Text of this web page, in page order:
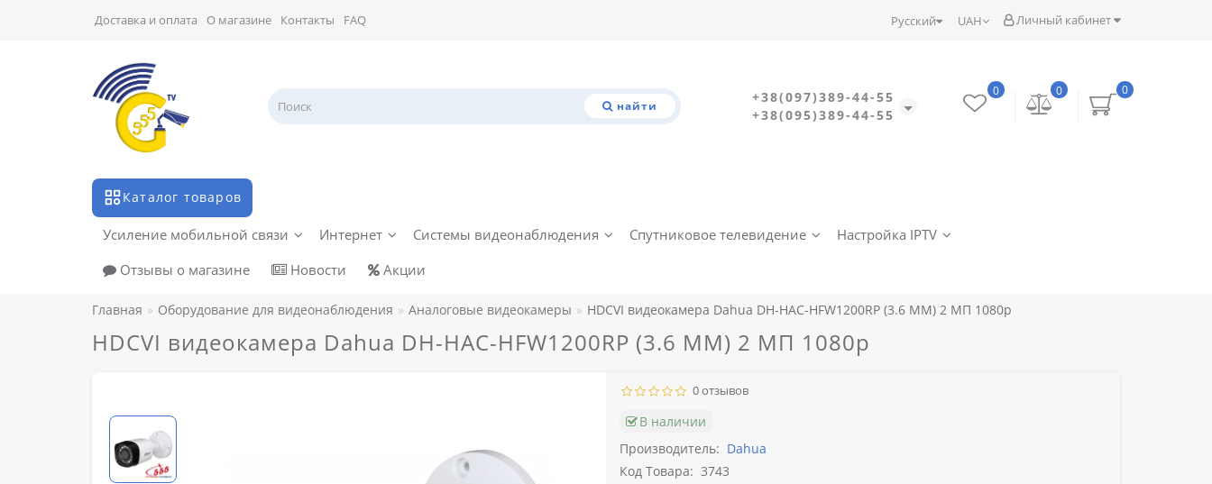
Личный кабинет
UAH
Русский
Доставка и оплата О магазине Контакты FAQ
найти
+38(097)389-44-55
+38(095)389-44-55
0
0
0
Каталог товаров
Усиление мобильной связи Интернет Системы видеонаблюдения Спутниковое телевидение
Настройка IPTV
Отзывы о магазине
Новости Акции
Главная Оборудование для видеонаблюдения Аналоговые видеокамеры HDCVI видеокамера Dahua DH-HAC-HFW1200RP (3.6 ММ) 2 МП 1080p
HDCVI видеокамера Dahua DH-HAC-HFW1200RP (3.6 ММ) 2 МП 1080p
0 отзывов
В наличии
Производитель: Dahua
Код Товара: 3743